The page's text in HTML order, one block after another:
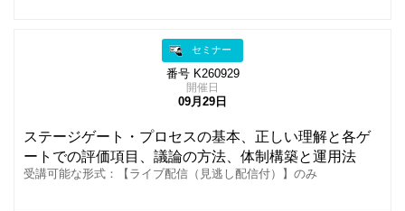
セミナー
番号 K260929
開催日
09月29日
ステージゲート・プロセスの基本、正しい理解と各ゲ
ートでの評価項目、議論の方法、体制構築と運用法
受講可能な形式：【ライブ配信（見逃し配信付）】のみ